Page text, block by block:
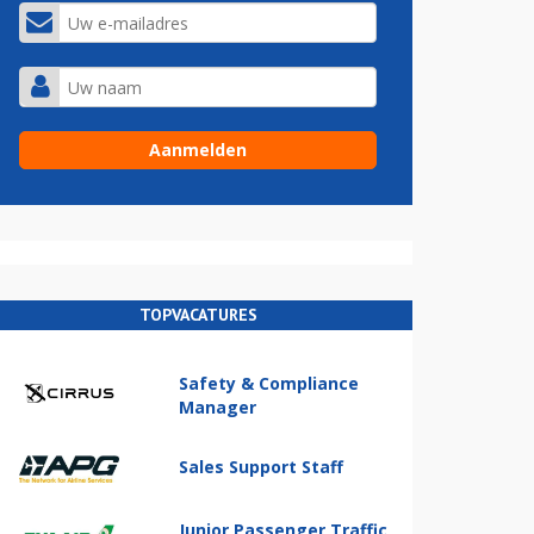
TOPVACATURES
Safety & Compliance
Manager
Sales Support Staff